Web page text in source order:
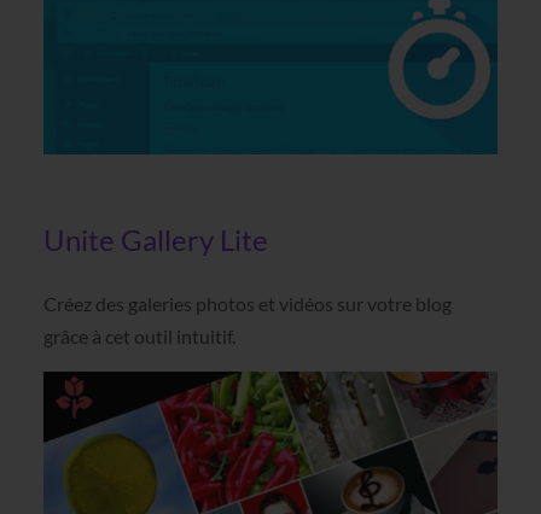
Unite Gallery Lite
Créez des galeries photos et vidéos sur votre blog
grâce à cet outil intuitif.